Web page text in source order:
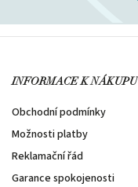
INFORMACE K NÁKUPU
Obchodní podmínky
Možnosti platby
Reklamační řád
Garance spokojenosti